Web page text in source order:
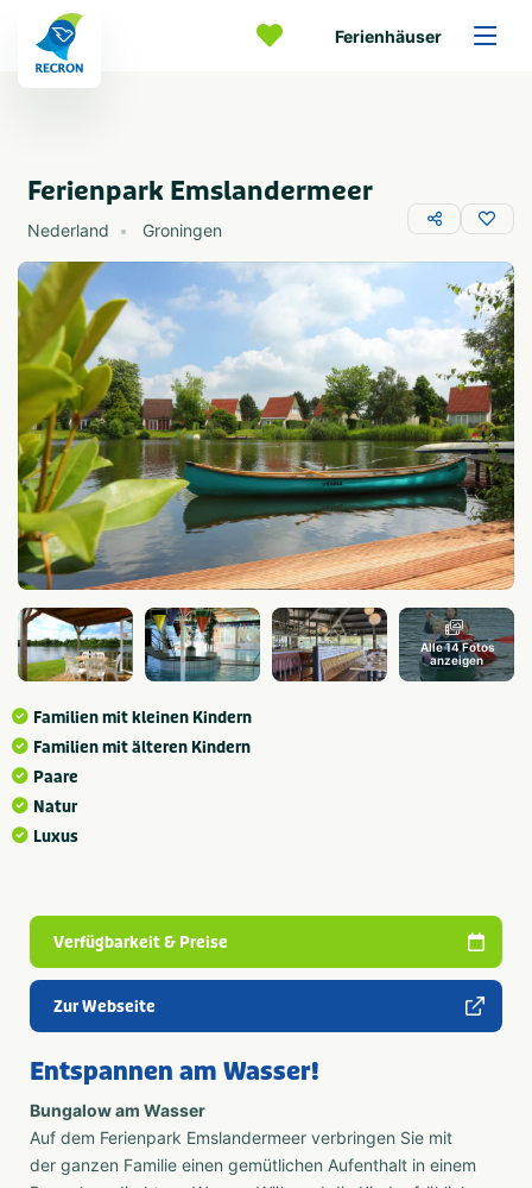
Ferienhäuser
Ferienpark Emslandermeer
Nederland Groningen
Alle 14 Fotos
anzeigen
Familien mit kleinen Kindern
Familien mit älteren Kindern
Paare
Natur
Luxus
Verfügbarkeit & Preise
Zur Webseite
Entspannen am Wasser!
Bungalow am Wasser
Auf dem Ferienpark Emslandermeer verbringen Sie mit
der ganzen Familie einen gemütlichen Aufenthalt in einem